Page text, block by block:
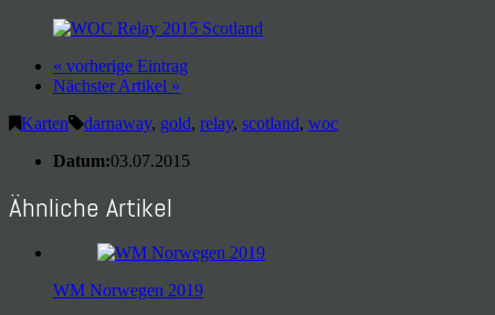
« vorherige Eintrag
Nächster Artikel »
Karten
darnaway, gold, relay, scotland, woc
Datum:03.07.2015
Ähnliche Artikel
WM Norwegen 2019